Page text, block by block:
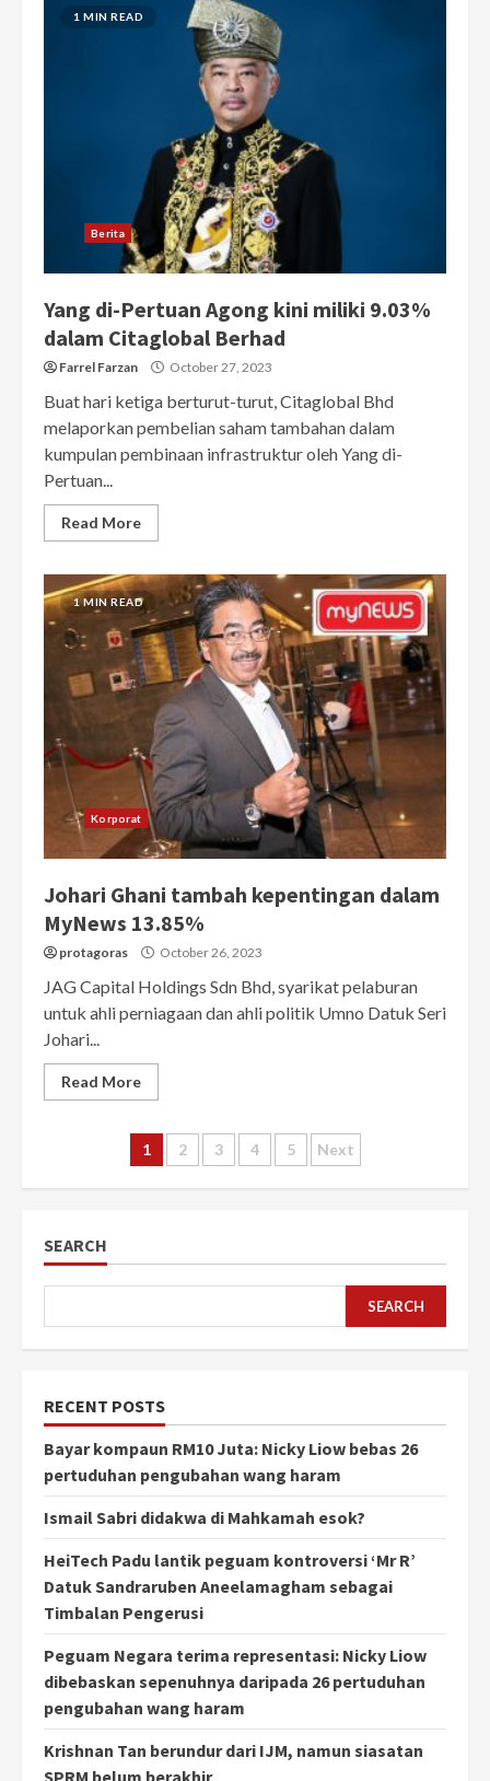
1 MIN READ
Berita
Yang di-Pertuan Agong kini miliki 9.03%
dalam Citaglobal Berhad
Farrel Farzan October 27, 2023
Buat hari ketiga berturut-turut, Citaglobal Bhd
melaporkan pembelian saham tambahan dalam
kumpulan pembinaan infrastruktur oleh Yang di-
Pertuan...
Read More
1 MIN READ
Korporat
Johari Ghani tambah kepentingan dalam
MyNews 13.85%
protagoras October 26, 2023
JAG Capital Holdings Sdn Bhd, syarikat pelaburan
untuk ahli perniagaan dan ahli politik Umno Datuk Seri
Johari...
Read More
Posts
pagination
1 2 3 4 5 Next
SEARCH
SEARCH
RECENT POSTS
Bayar kompaun RM10 Juta: Nicky Liow bebas 26
pertuduhan pengubahan wang haram
Ismail Sabri didakwa di Mahkamah esok?
HeiTech Padu lantik peguam kontroversi ‘Mr R’
Datuk Sandraruben Aneelamagham sebagai
Timbalan Pengerusi
Peguam Negara terima representasi: Nicky Liow
dibebaskan sepenuhnya daripada 26 pertuduhan
pengubahan wang haram
Krishnan Tan berundur dari IJM, namun siasatan